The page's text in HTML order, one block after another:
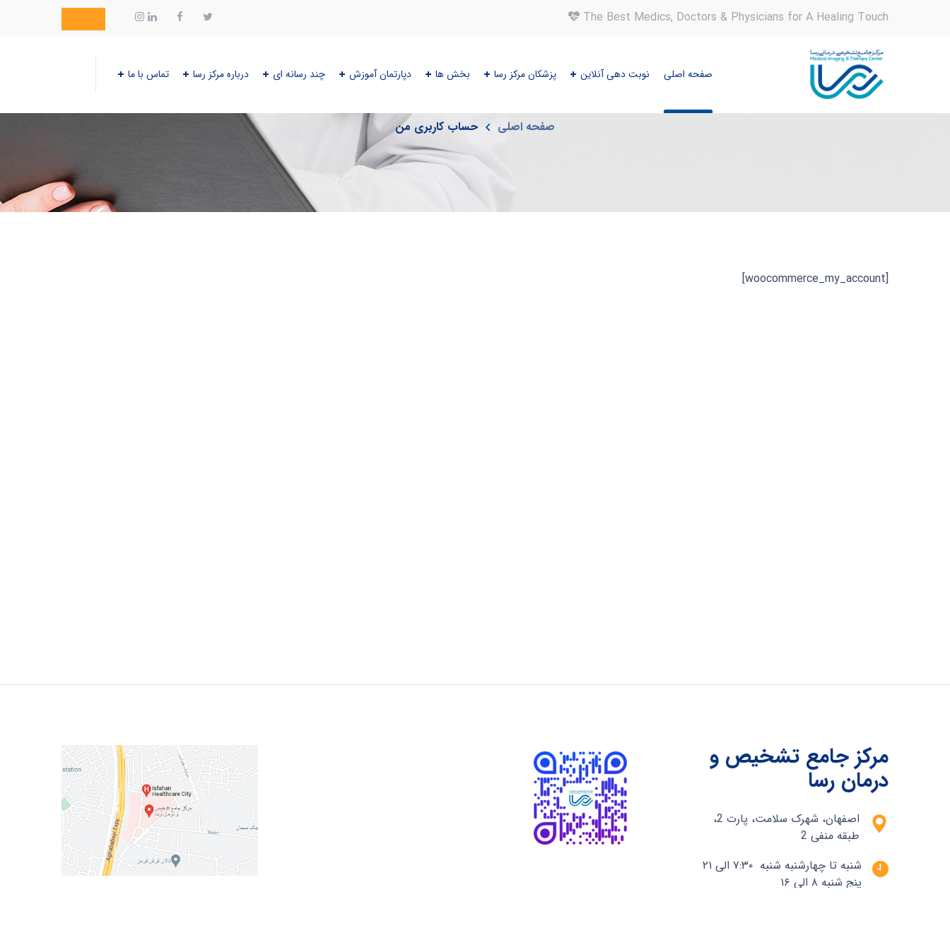
The Best Medics, Doctors & Physicians for A Healing Touch
صفحه اصلی نوبت دهی آنلاین پزشکان مرکز رسا بخش ها دپارتمان آموزش چند رسانه ای درباره مرکز رسا تماس با ما حساب کاربری من
صفحه اصلی حساب کاربری من
[woocommerce_my_account]
مرکز جامع تشخیص و
درمان رسا
اصفهان، شهرک سلامت، پارت 2،
طبقه منفی 2
شنبه تا چهارشنبه شنبه ۷:۳۰ الی ۲۱
پنج شنبه ۸ الی ۱۶